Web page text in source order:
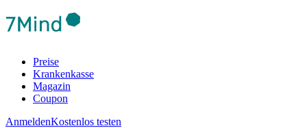
Preise
Krankenkasse
Magazin
Coupon
AnmeldenKostenlos testen